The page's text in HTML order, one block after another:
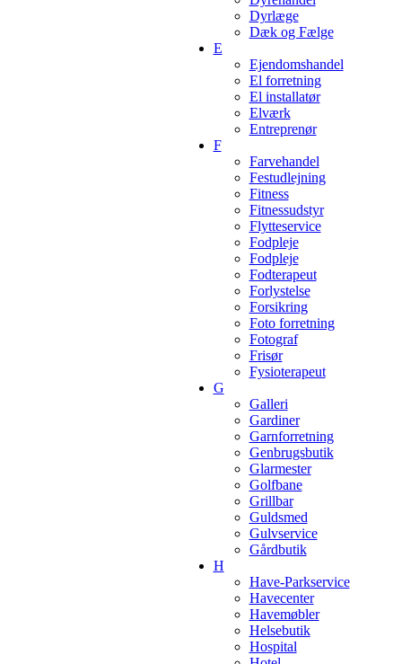
Dyrlæge
Dæk og Fælge
E
Ejendomshandel
El forretning
El installatør
Elværk
Entreprenør
F
Farvehandel
Festudlejning
Fitness
Fitnessudstyr
Flytteservice
Fodpleje
Fodpleje
Fodterapeut
Forlystelse
Forsikring
Foto forretning
Fotograf
Frisør
Fysioterapeut
G
Galleri
Gardiner
Garnforretning
Genbrugsbutik
Glarmester
Golfbane
Grillbar
Guldsmed
Gulvservice
Gårdbutik
H
Have-Parkservice
Havecenter
Havemøbler
Helsebutik
Hospital